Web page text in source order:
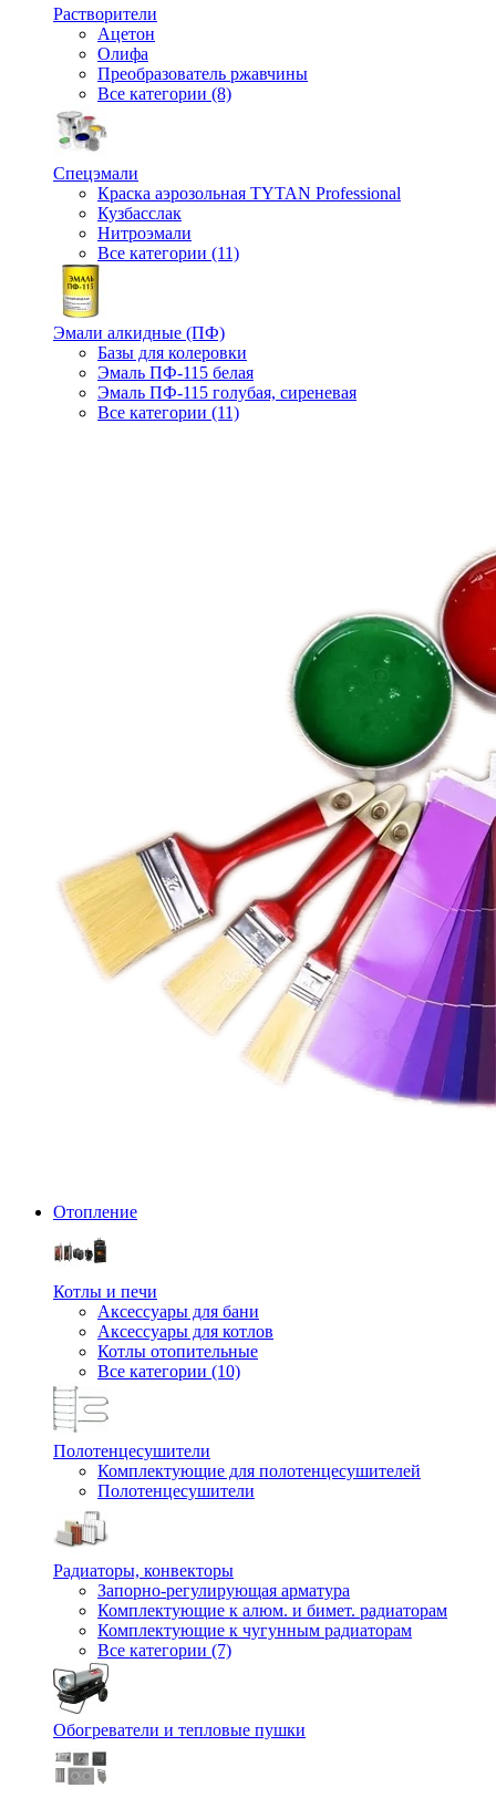
Растворители
Ацетон
Олифа
Преобразователь ржавчины
Все категории (8)
Спецэмали
Краска аэрозольная TYTAN Professional
Кузбасслак
Нитроэмали
Все категории (11)
Эмали алкидные (ПФ)
Базы для колеровки
Эмаль ПФ-115 белая
Эмаль ПФ-115 голубая, сиреневая
Все категории (11)
Отопление
Котлы и печи
Аксессуары для бани
Аксессуары для котлов
Котлы отопительные
Все категории (10)
Полотенцесушители
Комплектующие для полотенцесушителей
Полотенцесушители
Радиаторы, конвекторы
Запорно-регулирующая арматура
Комплектующие к алюм. и бимет. радиаторам
Комплектующие к чугунным радиаторам
Все категории (7)
Обогреватели и тепловые пушки